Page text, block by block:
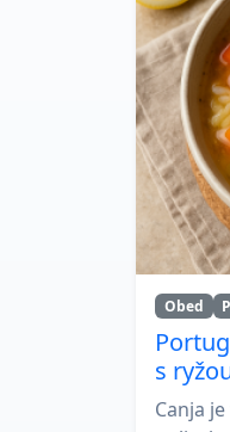
Obed
s
Canja